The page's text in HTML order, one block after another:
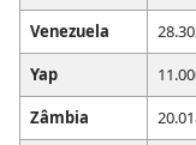
Venezuela
Yap
Zâmbia